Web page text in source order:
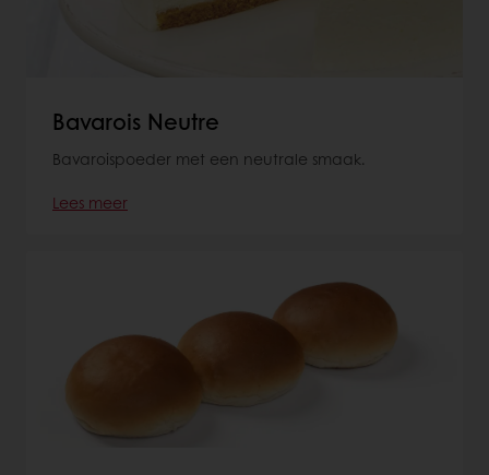
Bavarois Neutre
Bavaroispoeder met een neutrale smaak.
Lees meer